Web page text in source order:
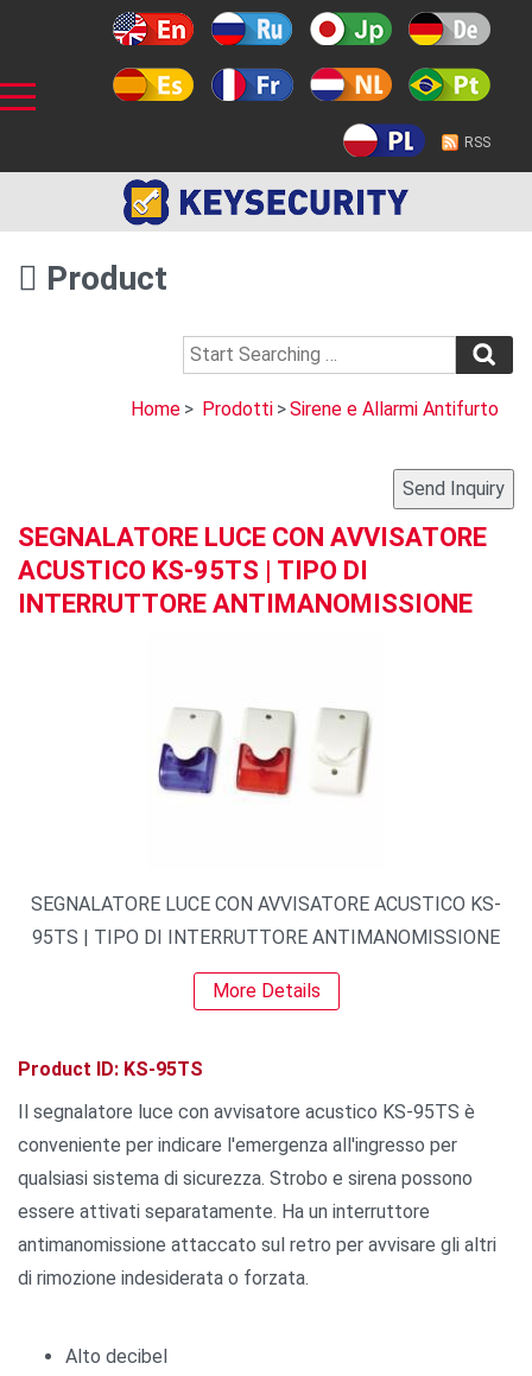
RSS
Product
Home > Prodotti >Sirene e Allarmi Antifurto
SEGNALATORE LUCE CON AVVISATORE
ACUSTICO KS-95TS | TIPO DI
INTERRUTTORE ANTIMANOMISSIONE
SEGNALATORE LUCE CON AVVISATORE ACUSTICO KS-
95TS | TIPO DI INTERRUTTORE ANTIMANOMISSIONE
More Details
Product ID: KS-95TS
Il segnalatore luce con avvisatore acustico KS-95TS è
conveniente per indicare l'emergenza all'ingresso per
qualsiasi sistema di sicurezza. Strobo e sirena possono
essere attivati separatamente. Ha un interruttore
antimanomissione attaccato sul retro per avvisare gli altri
di rimozione indesiderata o forzata.
Alto decibel